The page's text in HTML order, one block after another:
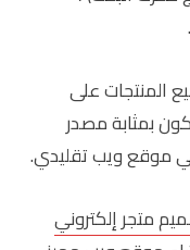
المنتجات على
بمثابة مصدر
موقع ويب تقليدي.
متجر إلكتروني